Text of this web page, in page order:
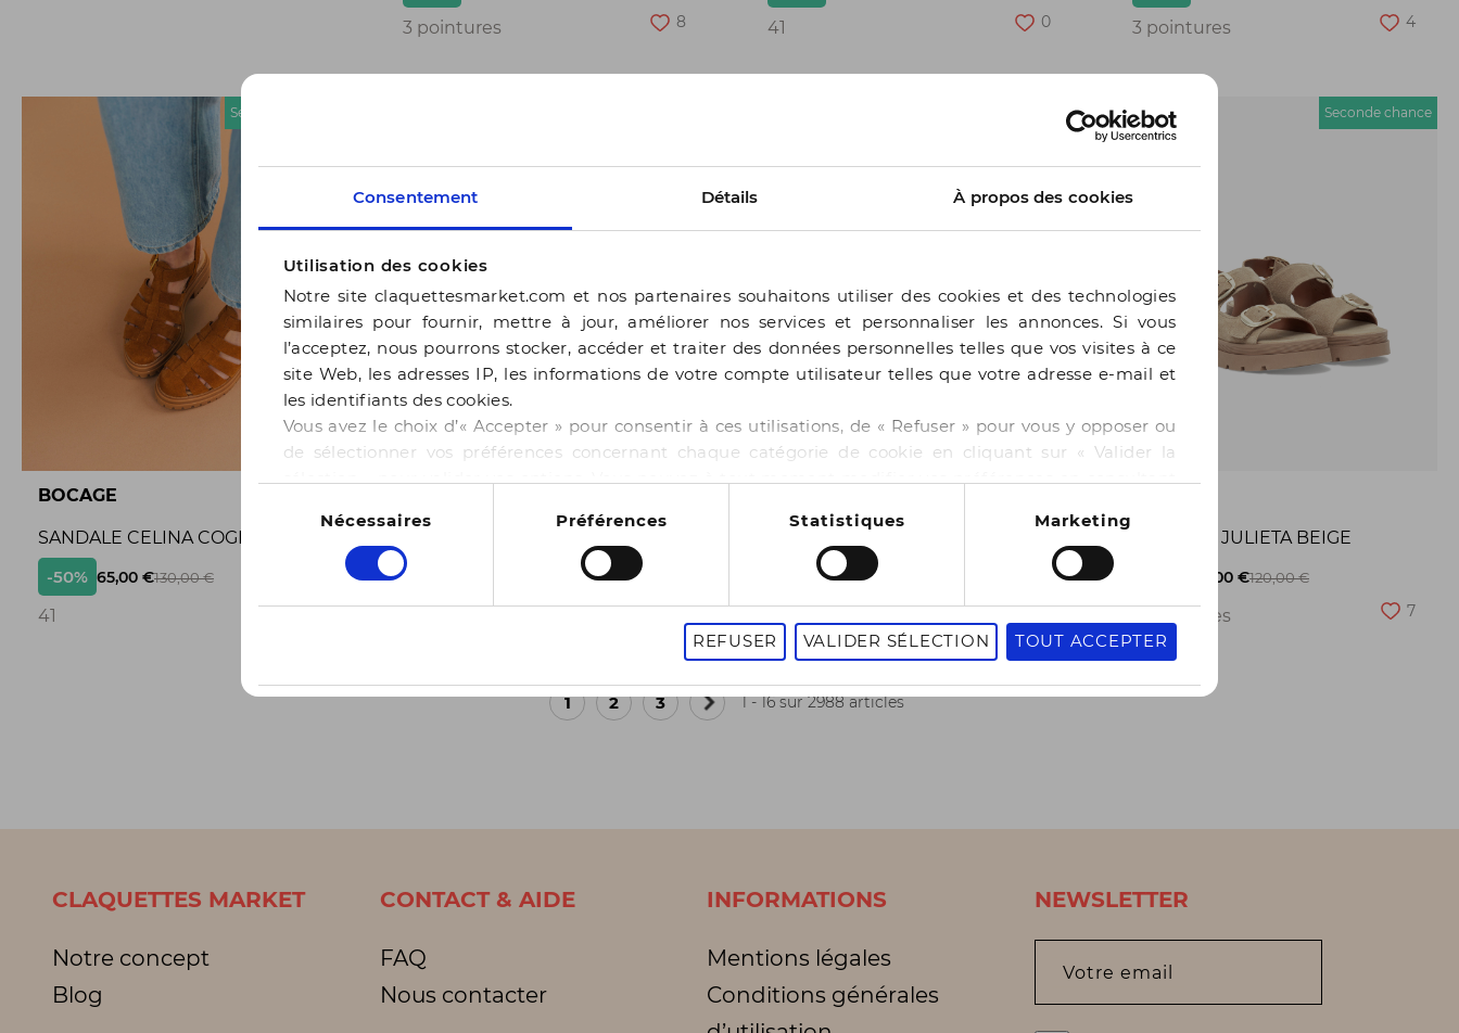
Consentement Détails À propos des cookies
Utilisation des cookies
Notre site claquettesmarket.com et nos partenaires souhaitons utiliser des cookies et des technologies
similaires pour fournir, mettre à jour, améliorer nos services et personnaliser les annonces. Si vous
l’acceptez, nous pourrons stocker, accéder et traiter des données personnelles telles que vos visites à ce
site Web, les adresses IP, les informations de votre compte utilisateur telles que votre adresse e-mail et
les identifiants des cookies.
Vous avez le choix d’« Accepter » pour consentir à ces utilisations, de « Refuser » pour vous y opposer ou
de sélectionner vos préférences concernant chaque catégorie de cookie en cliquant sur « Valider la
sélection » pour valider vos options. Vous pouvez à tout moment modifier vos préférences en consultant
consentement
Nécessaires Préférences Statistiques Marketing
REFUSER VALIDER SÉLECTION TOUT ACCEPTER
3 pointures 8 41 0 3 pointures 4
Seconde chance
BOCAGE
SANDALE CELINA COGNAC
-50% 65,00 €130,00 €
41 3 11
62,50 €
27
Seconde chance
SANDALE JULIETA BEIGE
60,00 €120,00 €
2 pointures 7
1 2 3
Page
1 - 16 sur 2988 articles
CLAQUETTES MARKET
Notre concept
Blog
CONTACT & AIDE
FAQ
Nous contacter
INFORMATIONS
Mentions légales
Conditions générales
NEWSLETTER
Votre email